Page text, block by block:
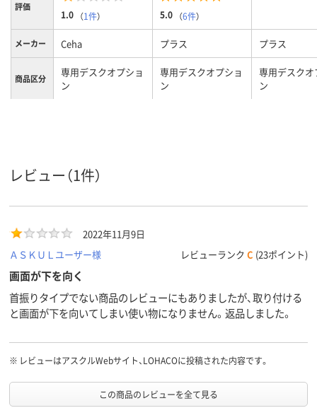
評価
1.0 （1件） 5.0 （6件）
メーカー Ceha プラス プラス
商品区分
専用デスクオプショ
ン
専用デスクオプショ
ン
専用デスクオ
ン
レビュー（1件）
2022年11月9日
ＡＳＫＵＬユーザー様
レビューランク C (23ポイント)
画面が下を向く
首振りタイプでない商品のレビューにもありましたが、取り付ける
と画面が下を向いてしまい使い物になりません。返品しました。
※ レビューはアスクルWebサイト、LOHACOに投稿された内容です。
この商品のレビューを全て見る